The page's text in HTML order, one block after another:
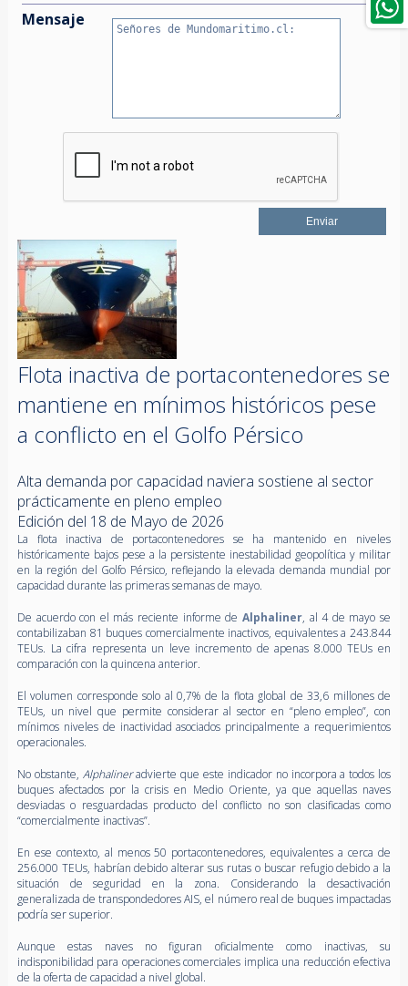
Mensaje
Flota inactiva de portacontenedores se
mantiene en mínimos históricos pese
a conflicto en el Golfo Pérsico
Alta demanda por capacidad naviera sostiene al sector
prácticamente en pleno empleo
Edición del 18 de Mayo de 2026
La flota inactiva de portacontenedores se ha mantenido en niveles
históricamente bajos pese a la persistente inestabilidad geopolítica y militar
en la región del Golfo Pérsico, reflejando la elevada demanda mundial por
capacidad durante las primeras semanas de mayo.
De acuerdo con el más reciente informe de Alphaliner, al 4 de mayo se
contabilizaban 81 buques comercialmente inactivos, equivalentes a 243.844
TEUs. La cifra representa un leve incremento de apenas 8.000 TEUs en
comparación con la quincena anterior.
El volumen corresponde solo al 0,7% de la flota global de 33,6 millones de
TEUs, un nivel que permite considerar al sector en “pleno empleo”, con
mínimos niveles de inactividad asociados principalmente a requerimientos
operacionales.
No obstante, Alphalineradvierte que este indicador no incorpora a todos los
buques afectados por la crisis en Medio Oriente, ya que aquellas naves
desviadas o resguardadas producto del conflicto no son clasificadas como
“comercialmente inactivas”.
En ese contexto, al menos 50 portacontenedores, equivalentes a cerca de
256.000 TEUs, habrían debido alterar sus rutas o buscar refugio debido a la
situación de seguridad en la zona. Considerando la desactivación
generalizada de transpondedores AIS, el número real de buques impactadas
podría ser superior.
Aunque estas naves no figuran oficialmente como inactivas, su
indisponibilidad para operaciones comerciales implica una reducción efectiva
de la oferta de capacidad a nivel global.